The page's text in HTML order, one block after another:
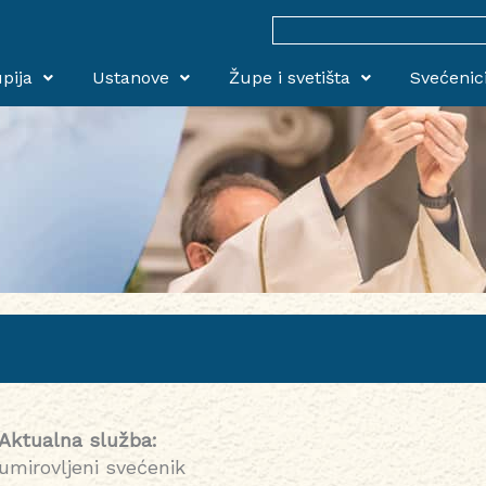
Search
for:
Ustanove Župe i svetišta Svećenici
Aktualna služba:
umirovljeni svećenik